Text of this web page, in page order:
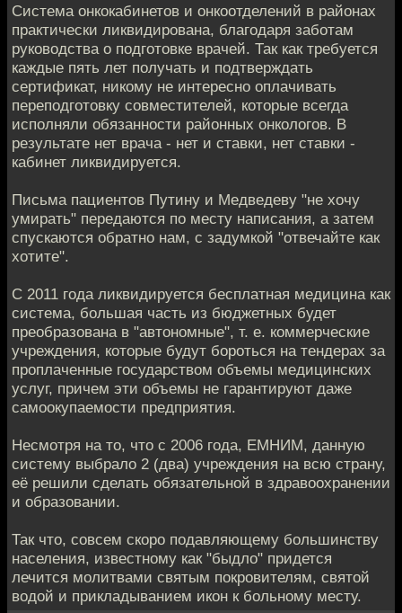
Система онкокабинетов и онкоотделений в районах
практически ликвидирована, благодаря заботам
руководства о подготовке врачей. Так как требуется
каждые пять лет получать и подтверждать
сертификат, никому не интересно оплачивать
переподготовку совместителей, которые всегда
исполняли обязанности районных онкологов. В
результате нет врача - нет и ставки, нет ставки -
кабинет ликвидируется.
Письма пациентов Путину и Медведеву "не хочу
умирать" передаются по месту написания, а затем
спускаются обратно нам, с задумкой "отвечайте как
хотите".
С 2011 года ликвидируется бесплатная медицина как
система, большая часть из бюджетных будет
преобразована в "автономные", т. е. коммерческие
учреждения, которые будут бороться на тендерах за
проплаченные государством объемы медицинских
услуг, причем эти объемы не гарантируют даже
самоокупаемости предприятия.
Несмотря на то, что с 2006 года, ЕМНИМ, данную
систему выбрало 2 (два) учреждения на всю страну,
её решили сделать обязательной в здравоохранении
и образовании.
Так что, совсем скоро подавляющему большинству
населения, известному как "быдло" придется
лечится молитвами святым покровителям, святой
водой и прикладыванием икон к больному месту.